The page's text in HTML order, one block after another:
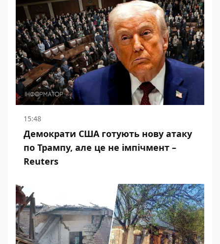
15:48
Демократи США готують нову атаку
по Трампу, але це не імпічмент –
Reuters